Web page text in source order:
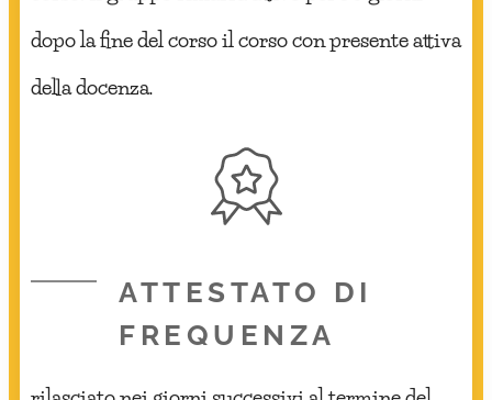
dopo la fine del corso il corso con presente attiva
della docenza.
ATTESTATO DI
FREQUENZA